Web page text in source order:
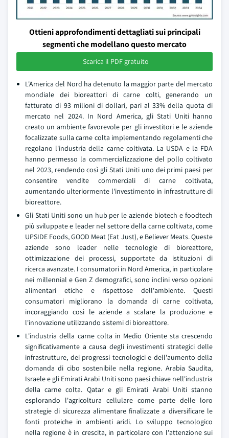
Ottieni approfondimenti dettagliati sui principali
segmenti che modellano questo mercato
Scarica il PDF gratuito
L'America del Nord ha detenuto la maggior parte del mercato
mondiale dei bioreattori di carne colti, generando un
fatturato di 93 milioni di dollari, pari al 33% della quota di
mercato nel 2024. In Nord America, gli Stati Uniti hanno
creato un ambiente favorevole per gli investitori e le aziende
focalizzate sulla carne colta implementando regolamenti che
regolano l'industria della carne coltivata. La USDA e la FDA
hanno permesso la commercializzazione del pollo coltivato
nel 2023, rendendo così gli Stati Uniti uno dei primi paesi per
consentire vendite commerciali di carne coltivata,
aumentando ulteriormente l'investimento in infrastrutture di
bioreattore.
Gli Stati Uniti sono un hub per le aziende biotech e foodtech
più sviluppate e leader nel settore della carne coltivata, come
UPSIDE Foods, GOOD Meat (Eat Just), e Believer Meats. Queste
aziende sono leader nelle tecnologie di bioreattore,
ottimizzazione dei processi, supportate da istituzioni di
ricerca avanzate. I consumatori in Nord America, in particolare
nei millennial e Gen Z demografici, sono inclini verso opzioni
alimentari etiche e rispettose dell'ambiente. Questi
consumatori migliorano la domanda di carne coltivata,
incoraggiando così le aziende a scalare la produzione e
l'innovazione utilizzando sistemi di bioreattore.
L'industria della carne colta in Medio Oriente sta crescendo
significativamente a causa degli investimenti strategici delle
infrastrutture, dei progressi tecnologici e dell'aumento della
domanda di cibo sostenibile nella regione. Arabia Saudita,
Israele e gli Emirati Arabi Uniti sono paesi chiave nell'industria
della carne colta. Qatar e gli Emirati Arabi Uniti stanno
esplorando l'agricoltura cellulare come parte delle loro
strategie di sicurezza alimentare finalizzate a diversificare le
fonti proteiche in ambienti aridi. Lo sviluppo tecnologico
nella regione è in crescita, in particolare con l'attenzione sui